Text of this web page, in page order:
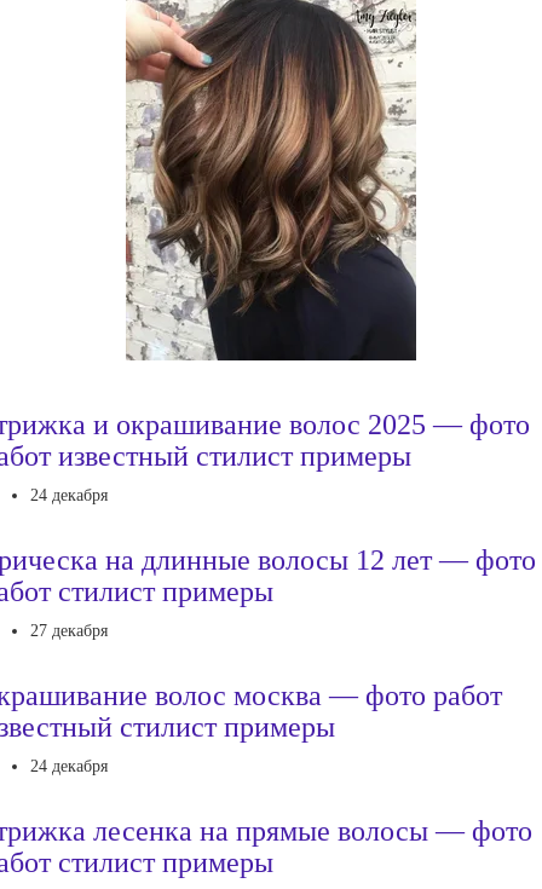
и окрашивание волос 2025 — фото
известный стилист примеры
24 декабря
на длинные волосы 12 лет — фото
стилист примеры
27 декабря
волос москва — фото работ
стилист примеры
24 декабря
лесенка на прямые волосы — фото
стилист примеры